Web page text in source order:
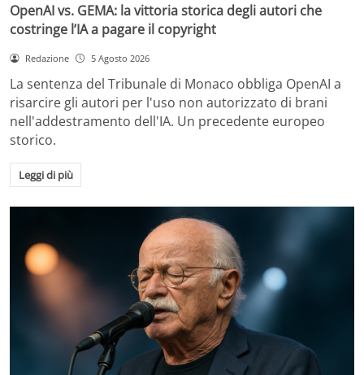
OpenAI vs. GEMA: la vittoria storica degli autori che
costringe l’IA a pagare il copyright
Redazione 5 Agosto 2026
La sentenza del Tribunale di Monaco obbliga OpenAI a
risarcire gli autori per l'uso non autorizzato di brani
nell'addestramento dell'IA. Un precedente europeo
storico.
Leggi di più